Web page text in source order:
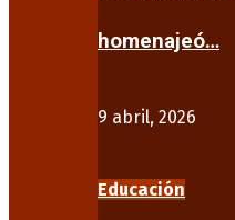
homenajeó…
9 abril, 2026
Educación